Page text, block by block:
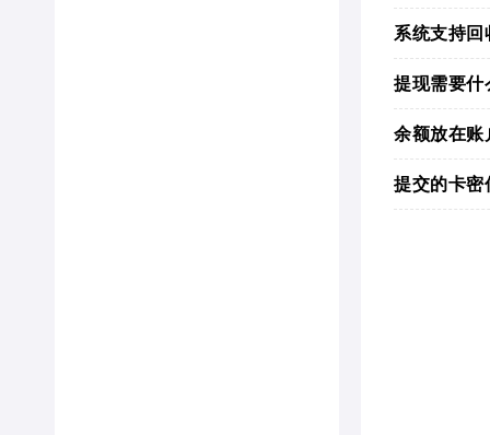
系统支持
提现需要什
余额放在账
提交的卡密